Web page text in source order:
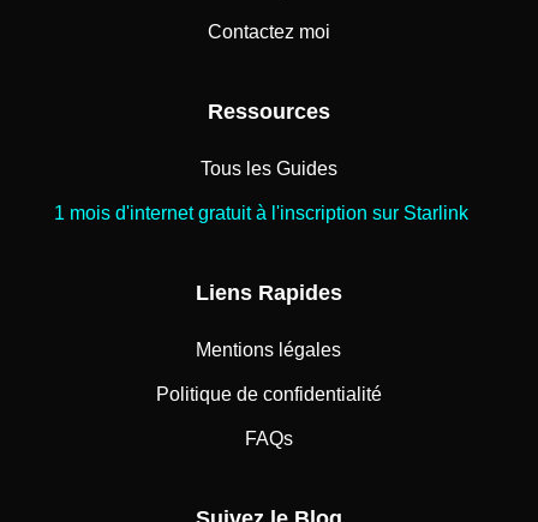
Contactez moi
Ressources
Tous les Guides
1 mois d'internet gratuit à l'inscription sur Starlink
Liens Rapides
Mentions légales
Politique de confidentialité
FAQs